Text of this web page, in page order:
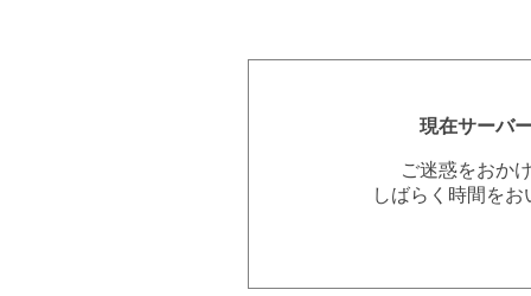
現在サーバ
ご迷惑をおか
しばらく時間を